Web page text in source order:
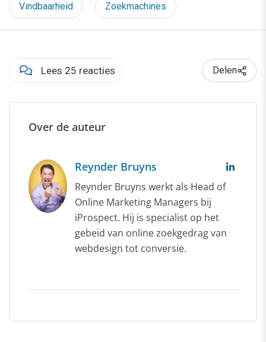
Vindbaarheid Zoekmachines
Lees 25 reacties Delen
Over de auteur
Reynder Bruyns
Reynder Bruyns werkt als Head of
Online Marketing Managers bij
iProspect. Hij is specialist op het
gebeid van online zoekgedrag van
webdesign tot conversie.